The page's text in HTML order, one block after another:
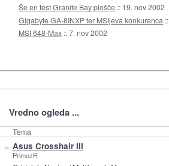
Še en test Granite Bay plošče :: 19. nov 2002
Gigabyte GA-8INXP ter MSIjeva konkurenca ::
MSI 648-Max ::7. nov 2002
Vredno ogleda ...
Tema
» Asus Crosshair III
PrimozR